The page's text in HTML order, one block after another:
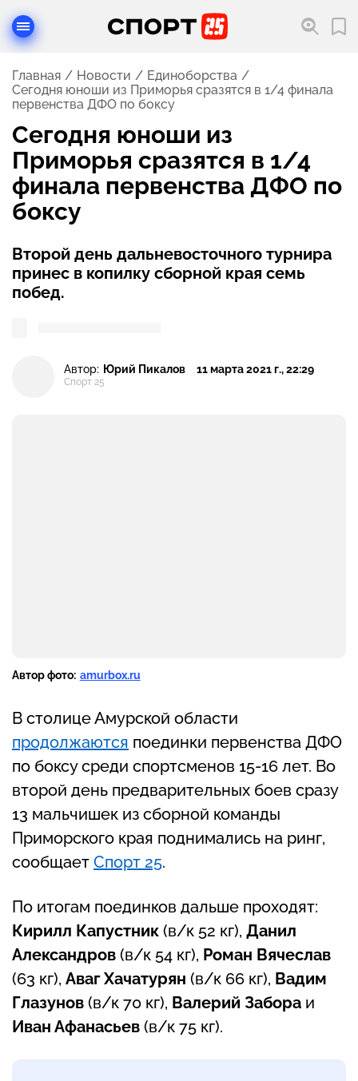
Главная Новости
Единоборства
Сегодня юноши из Приморья сразятся в 1/4 финала
первенства ДФО по боксу
Сегодня юноши из
Приморья сразятся в 1/4
финала первенства ДФО по
боксу
Второй день дальневосточного турнира
принес в копилку сборной края семь
побед.
Автор: Юрий Пикалов
Спорт 25
11 марта 2021 г., 22:29
Автор фото: amurbox.ru
В столице Амурской области
продолжаются поединки первенства ДФО
по боксу среди спортсменов 15-16 лет. Во
второй день предварительных боев сразу
13 мальчишек из сборной команды
Приморского края поднимались на ринг,
сообщает Спорт 25.
По итогам поединков дальше проходят:
Кирилл Капустник (в/к 52 кг), Данил
Александров (в/к 54 кг), Роман Вячеслав
(63 кг), Аваг Хачатурян (в/к 66 кг), Вадим
Глазунов (в/к 70 кг), Валерий Забора и
Иван Афанасьев (в/к 75 кг).